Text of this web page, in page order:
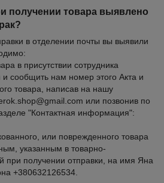
получении товара выявлено
в отделении почты вы выявили
в присутствии сотрудника
сообщить нам номер этого Акта и
товара, написав на нашу
или позвонив по
"Контактная информация":
или поврежденного товара
указанным в товарно-
при получении отправки, на имя Яна
+380632126534.